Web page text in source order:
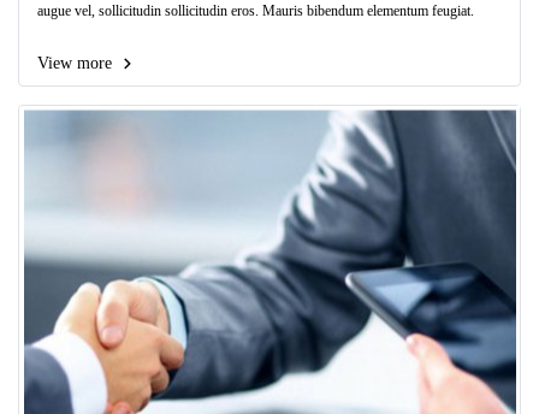
augue vel, sollicitudin sollicitudin eros. Mauris bibendum elementum feugiat.
View more